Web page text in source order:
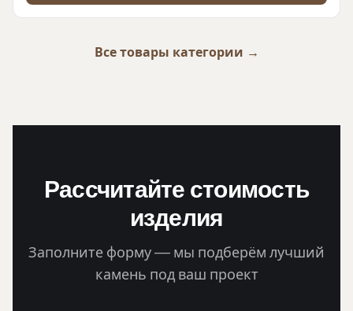
Все товары категории →
Рассчитайте стоимость
изделия
Заполните форму — мы подберём лучший
камень под ваш проект